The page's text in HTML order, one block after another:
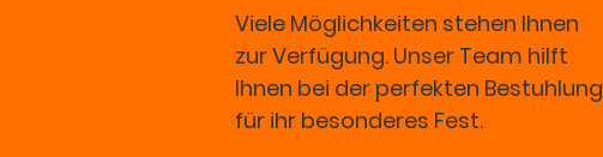
Viele Möglichkeiten stehen Ihnen
zur Verfügung. Unser Team hilft
Ihnen bei der perfekten Bestuhlung
für ihr besonderes Fest.